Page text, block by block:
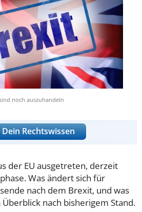
noch auszuhandeln
Dein Rechtswissen
der EU ausgetreten, derzeit
Was ändert sich für
nach dem Brexit, und was
nach bisherigem Stand.